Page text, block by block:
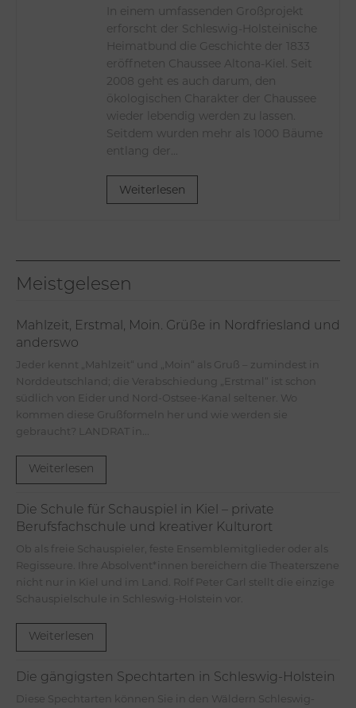
In einem umfassenden Großprojekt
erforscht der Schleswig-Holsteinische
Heimatbund die Geschichte der 1833
eröffneten Chaussee Altona-Kiel. Seit
2008 geht es auch darum, den
ökologischen Charakter der Chaussee
wieder lebendig werden zu lassen.
Seitdem wurden mehr als 1000 Bäume
entlang der...
Weiterlesen
Meistgelesen
Mahlzeit, Erstmal, Moin. Grüße in Nordfriesland und
anderswo
Jeder kennt „Mahlzeit“ und „Moin“ als Gruß – zumindest in
Norddeutschland; die Verabschiedung „Erstmal“ ist schon
südlich von Eider und Nord-Ostsee-Kanal seltener. Wo
kommen diese Grußformeln her und wie werden sie
gebraucht? LANDRAT in...
Weiterlesen
Die Schule für Schauspiel in Kiel – private
Berufsfachschule und kreativer Kulturort
Ob als freie Schauspieler, feste Ensemblemitglieder oder als
Regisseure. Ihre Absolvent*innen bereichern die Theaterszene
nicht nur in Kiel und im Land. Rolf Peter Carl stellt die einzige
Schauspielschule in Schleswig-Holstein vor.
Weiterlesen
Die gängigsten Spechtarten in Schleswig-Holstein
Diese Spechtarten können Sie in den Wäldern Schleswig-